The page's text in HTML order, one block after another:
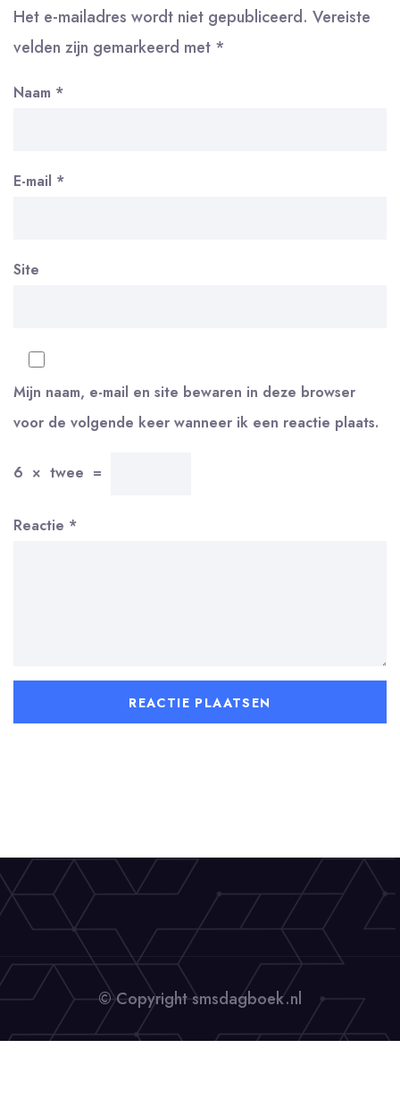
Het e-mailadres wordt niet gepubliceerd. Vereiste
velden zijn gemarkeerd met *
Naam *
E-mail *
Site
Mijn naam, e-mail en site bewaren in deze browser
voor de volgende keer wanneer ik een reactie plaats.
6 × twee =
Reactie *
© Copyright smsdagboek.nl